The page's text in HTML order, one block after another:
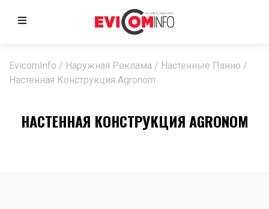
EvicomInfo / Наружная Реклама / Настенные Панно /
Настенная Конструкция Agronom
НАСТЕННАЯ КОНСТРУКЦИЯ AGRONOM